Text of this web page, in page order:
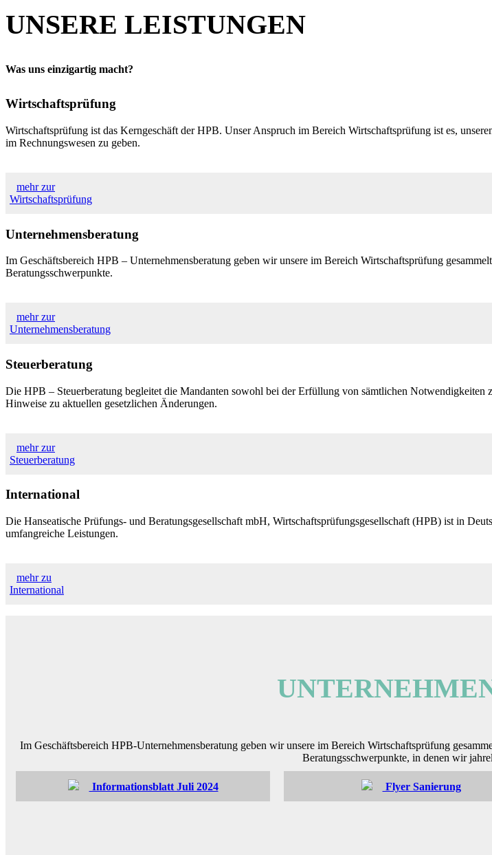
UNSERE LEISTUNGEN
Was uns einzigartig macht?
Wirtschaftsprüfung
Wirtschaftsprüfung ist das Kerngeschäft der HPB. Unser Anspruch im Bereich Wirtschaftsprüfung ist es,
im Rechnungswesen zu geben.
mehr zur
Wirtschaftsprüfung
Unternehmensberatung
Im Geschäftsbereich HPB – Unternehmensberatung geben wir unsere im Bereich Wirtschaftsprüfung
Beratungsschwerpunkte.
mehr zur
Unternehmensberatung
Steuerberatung
Die HPB – Steuerberatung begleitet die Mandanten sowohl bei der Erfüllung von sämtlichen
Hinweise zu aktuellen gesetzlichen Änderungen.
mehr zur
Steuerberatung
International
Die Hanseatische Prüfungs- und Beratungsgesellschaft mbH, Wirtschaftsprüfungsgesellschaft (HPB) ist in
umfangreiche Leistungen.
mehr zu
International
Im Geschäftsbereich HPB-Unternehmensberatung geben wir unsere im Bereich Wirtschaftsprüfung
Beratungsschwerpunkte, in denen wir
Informationsblatt Juli 2024 Flyer Sanierung